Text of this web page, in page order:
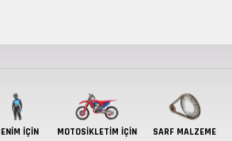
İÇIN MOTOSIKLETIM İÇIN SARF MALZEME